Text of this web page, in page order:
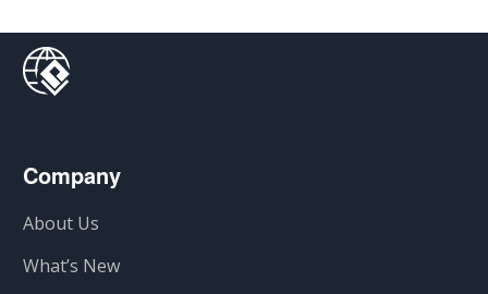
Company
About Us
What’s New